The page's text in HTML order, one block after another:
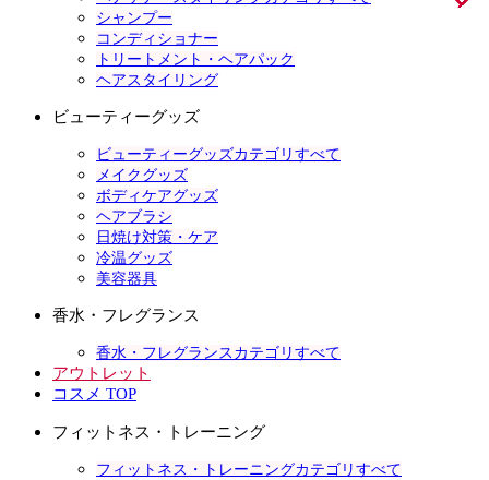
シャンプー
コンディショナー
トリートメント・ヘアパック
ヘアスタイリング
ビューティーグッズ
ビューティーグッズカテゴリすべて
メイクグッズ
ボディケアグッズ
ヘアブラシ
日焼け対策・ケア
冷温グッズ
美容器具
香水・フレグランス
香水・フレグランスカテゴリすべて
アウトレット
コスメ TOP
フィットネス・トレーニング
フィットネス・トレーニングカテゴリすべて